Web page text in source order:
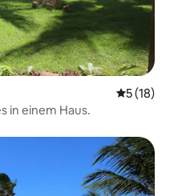
5 (18)
in einem Haus.